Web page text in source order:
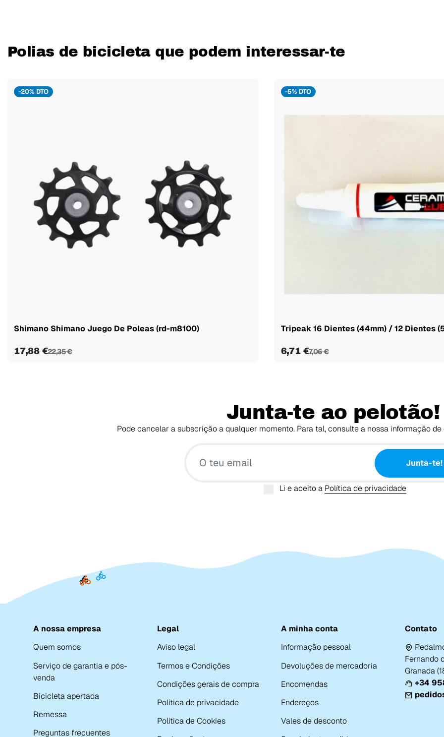
Polias de bicicleta que podem interessar-te
-20% DTO
Shimano Shimano Juego De Poleas (rd-m8100)
17,88 €22,35 €
-5% DTO
Tripeak 16 Dientes (44mm) / 12 Dientes
6,71 €7,06 €
Junta-te ao pelotão!
Pode cancelar a subscrição a qualquer momento. Para tal, consulte a nossa informação
Junta-te!
Li e aceito a Política de privacidade
A nossa empresa
Quem somos
Serviço de garantia e pós-
venda
Bicicleta apertada
Remessa
Preguntas frecuentes
Legal
Aviso legal
Termos e Condições
Condições gerais de compra
Política de privacidade
Política de Cookies
A minha conta
Informação pessoal
Devoluções de mercadoria
Encomendas
Endereços
Vales de desconto
Contato
Fernando
Granada
+34